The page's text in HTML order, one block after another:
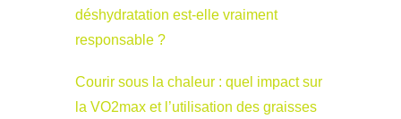
déshydratation est-elle vraiment
responsable ?
Courir sous la chaleur : quel impact sur
la VO2max et l’utilisation des graisses